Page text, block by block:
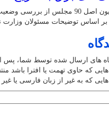
عضو کمیسیون اصل 90 مجلس
اساس توضیحات مسئولان وزارت
های ارسال شده توسط شما، پس
هایی که حاوی تهمت یا افترا باشد
هایی که به غیر از زبان فارسی یا